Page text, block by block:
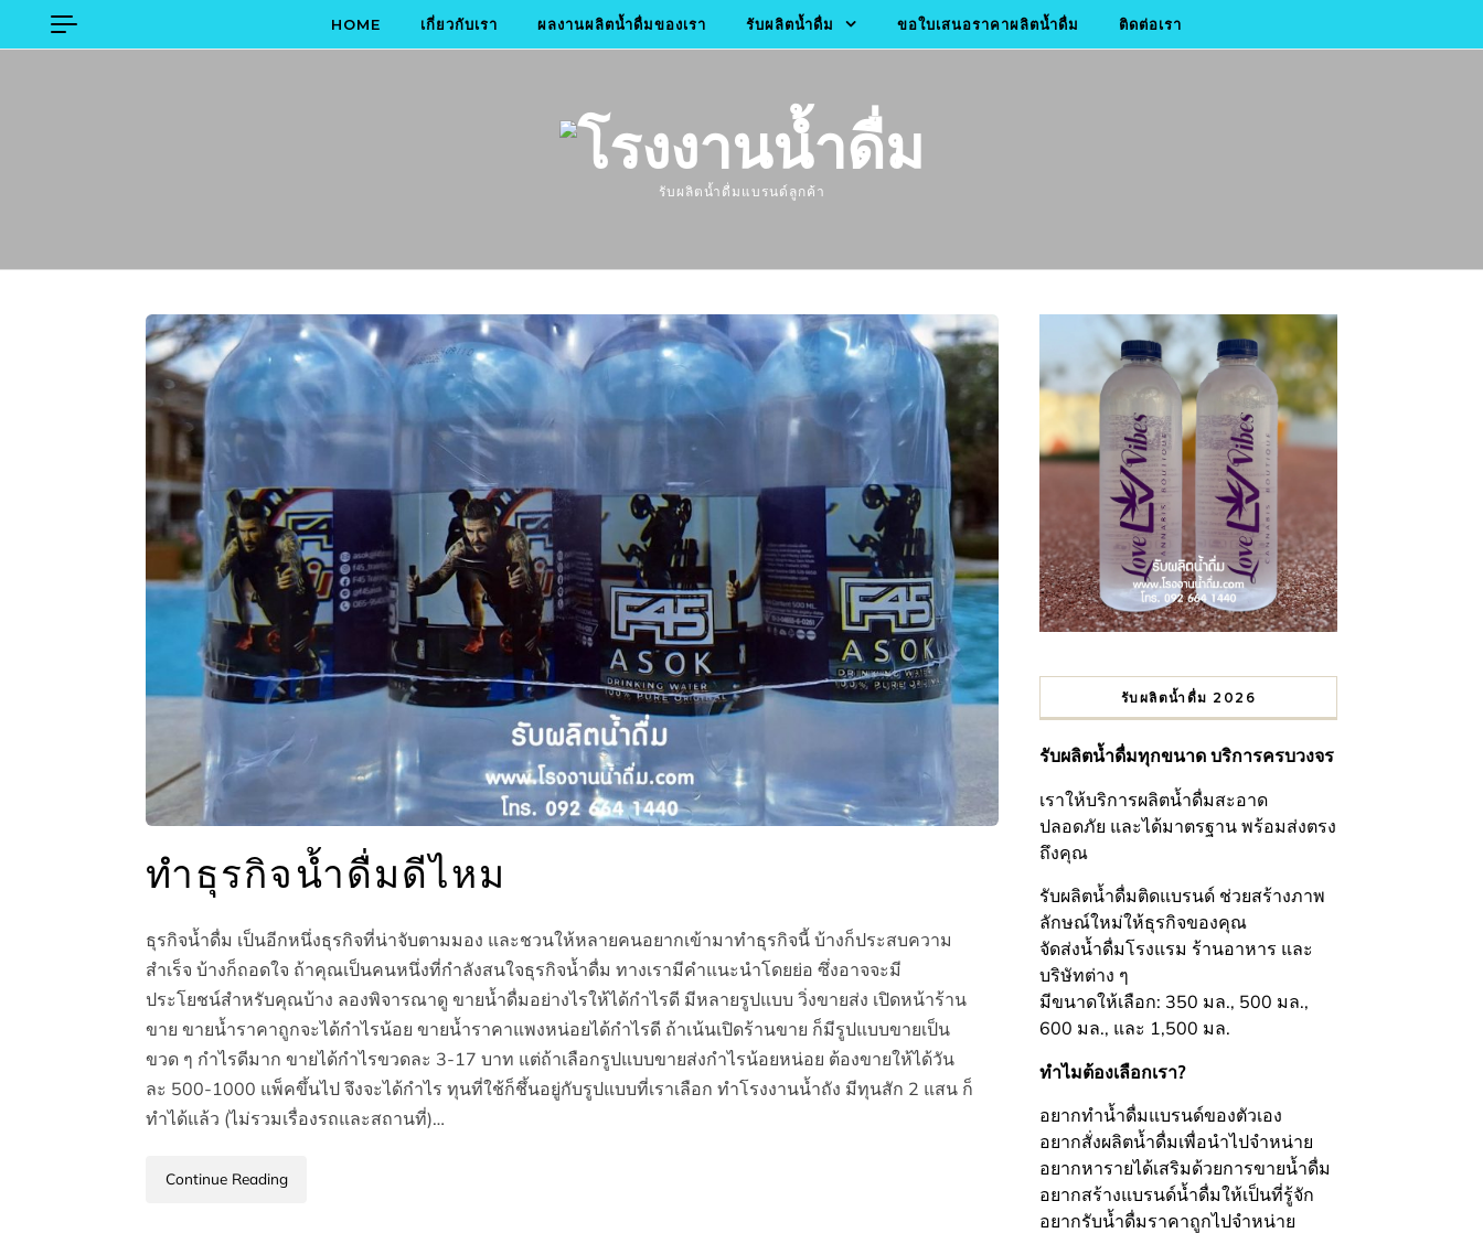
Skip to content
HOME เกี่ยวกับเรา ผลงานผลิตน้ำดื่มของเรา รับผลิตน้ำดื่ม ขอใบเสนอราคาผลิตน้ำดื่ม ติดต่อเรา
รับผลิตน้ำดื่มแบรนด์ลูกค้า
ทำธุรกิจน้ำดื่มดีไหม
ธุรกิจน้ำดื่ม เป็นอีกหนึ่งธุรกิจที่น่าจับตามมอง และชวนให้หลายคนอยากเข้ามาทำธุรกิจนี้ บ้างก็ประสบความ
สำเร็จ บ้างก็ถอดใจ ถ้าคุณเป็นคนหนึ่งที่กำลังสนใจธุรกิจน้ำดื่ม ทางเรามีคำแนะนำโดยย่อ ซึ่งอาจจะมี
ประโยชน์สำหรับคุณบ้าง ลองพิจารณาดู ขายน้ำดื่มอย่างไรให้ได้กำไรดี มีหลายรูปแบบ วิ่งขายส่ง เปิดหน้าร้าน
ขาย ขายน้ำราคาถูกจะได้กำไรน้อย ขายน้ำราคาแพงหน่อยได้กำไรดี ถ้าเน้นเปิดร้านขาย ก็มีรูปแบบขายเป็น
ขวด ๆ กำไรดีมาก ขายได้กำไรขวดละ 3-17 บาท แต่ถ้าเลือกรูปแบบขายส่งกำไรน้อยหน่อย ต้องขายให้ได้วัน
ละ 500-1000 แพ็คขึ้นไป จึงจะได้กำไร ทุนที่ใช้ก็ชึ้นอยู่กับรูปแบบที่เราเลือก ทำโรงงานน้ำถัง มีทุนสัก 2 แสน ก็
ทำได้แล้ว (ไม่รวมเรื่องรถและสถานที่)…
Continue Reading
รับผลิตน้ำดื่ม 2026
รับผลิตน้ำดื่มทุกขนาด บริการครบวงจร
เราให้บริการผลิตน้ำดื่มสะอาด
ปลอดภัย และได้มาตรฐาน พร้อมส่งตรง
ถึงคุณ
รับผลิตน้ำดื่มติดแบรนด์ ช่วยสร้างภาพ
ลักษณ์ใหม่ให้ธุรกิจของคุณ
จัดส่งน้ำดื่มโรงแรม ร้านอาหาร และ
บริษัทต่าง ๆ
มีขนาดให้เลือก: 350 มล., 500 มล.,
600 มล., และ 1,500 มล.
ทำไมต้องเลือกเรา?
อยากทำน้ำดื่มแบรนด์ของตัวเอง
อยากสั่งผลิตน้ำดื่มเพื่อนำไปจำหน่าย
อยากหารายได้เสริมด้วยการขายน้ำดื่ม
อยากสร้างแบรนด์น้ำดื่มให้เป็นที่รู้จัก
อยากรับน้ำดื่มราคาถูกไปจำหน่าย